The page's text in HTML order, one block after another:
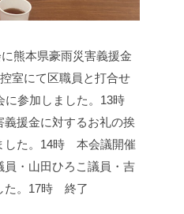
熊本県豪雨災害義援金
室にて区職員と打合せ
参加しました。 13時
援金に対するお礼の挨
た。 14時 本会議開催
員・山田ひろこ議員・吉
。 17時 終了